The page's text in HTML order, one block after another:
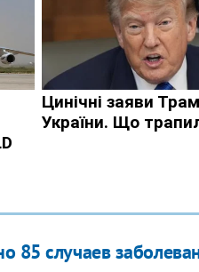
85 случаев